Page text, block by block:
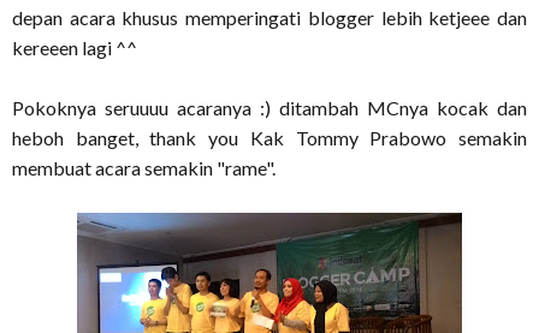
depan acara khusus memperingati blogger lebih ketjeee dan
kereeen lagi ^^
Pokoknya seruuuu acaranya :) ditambah MCnya kocak dan
heboh banget, thank you Kak Tommy Prabowo semakin
membuat acara semakin "rame".